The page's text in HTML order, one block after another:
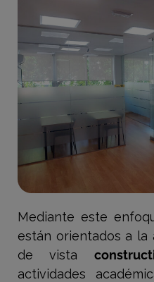
Mediante este
están orientados a la
de vista
actividades